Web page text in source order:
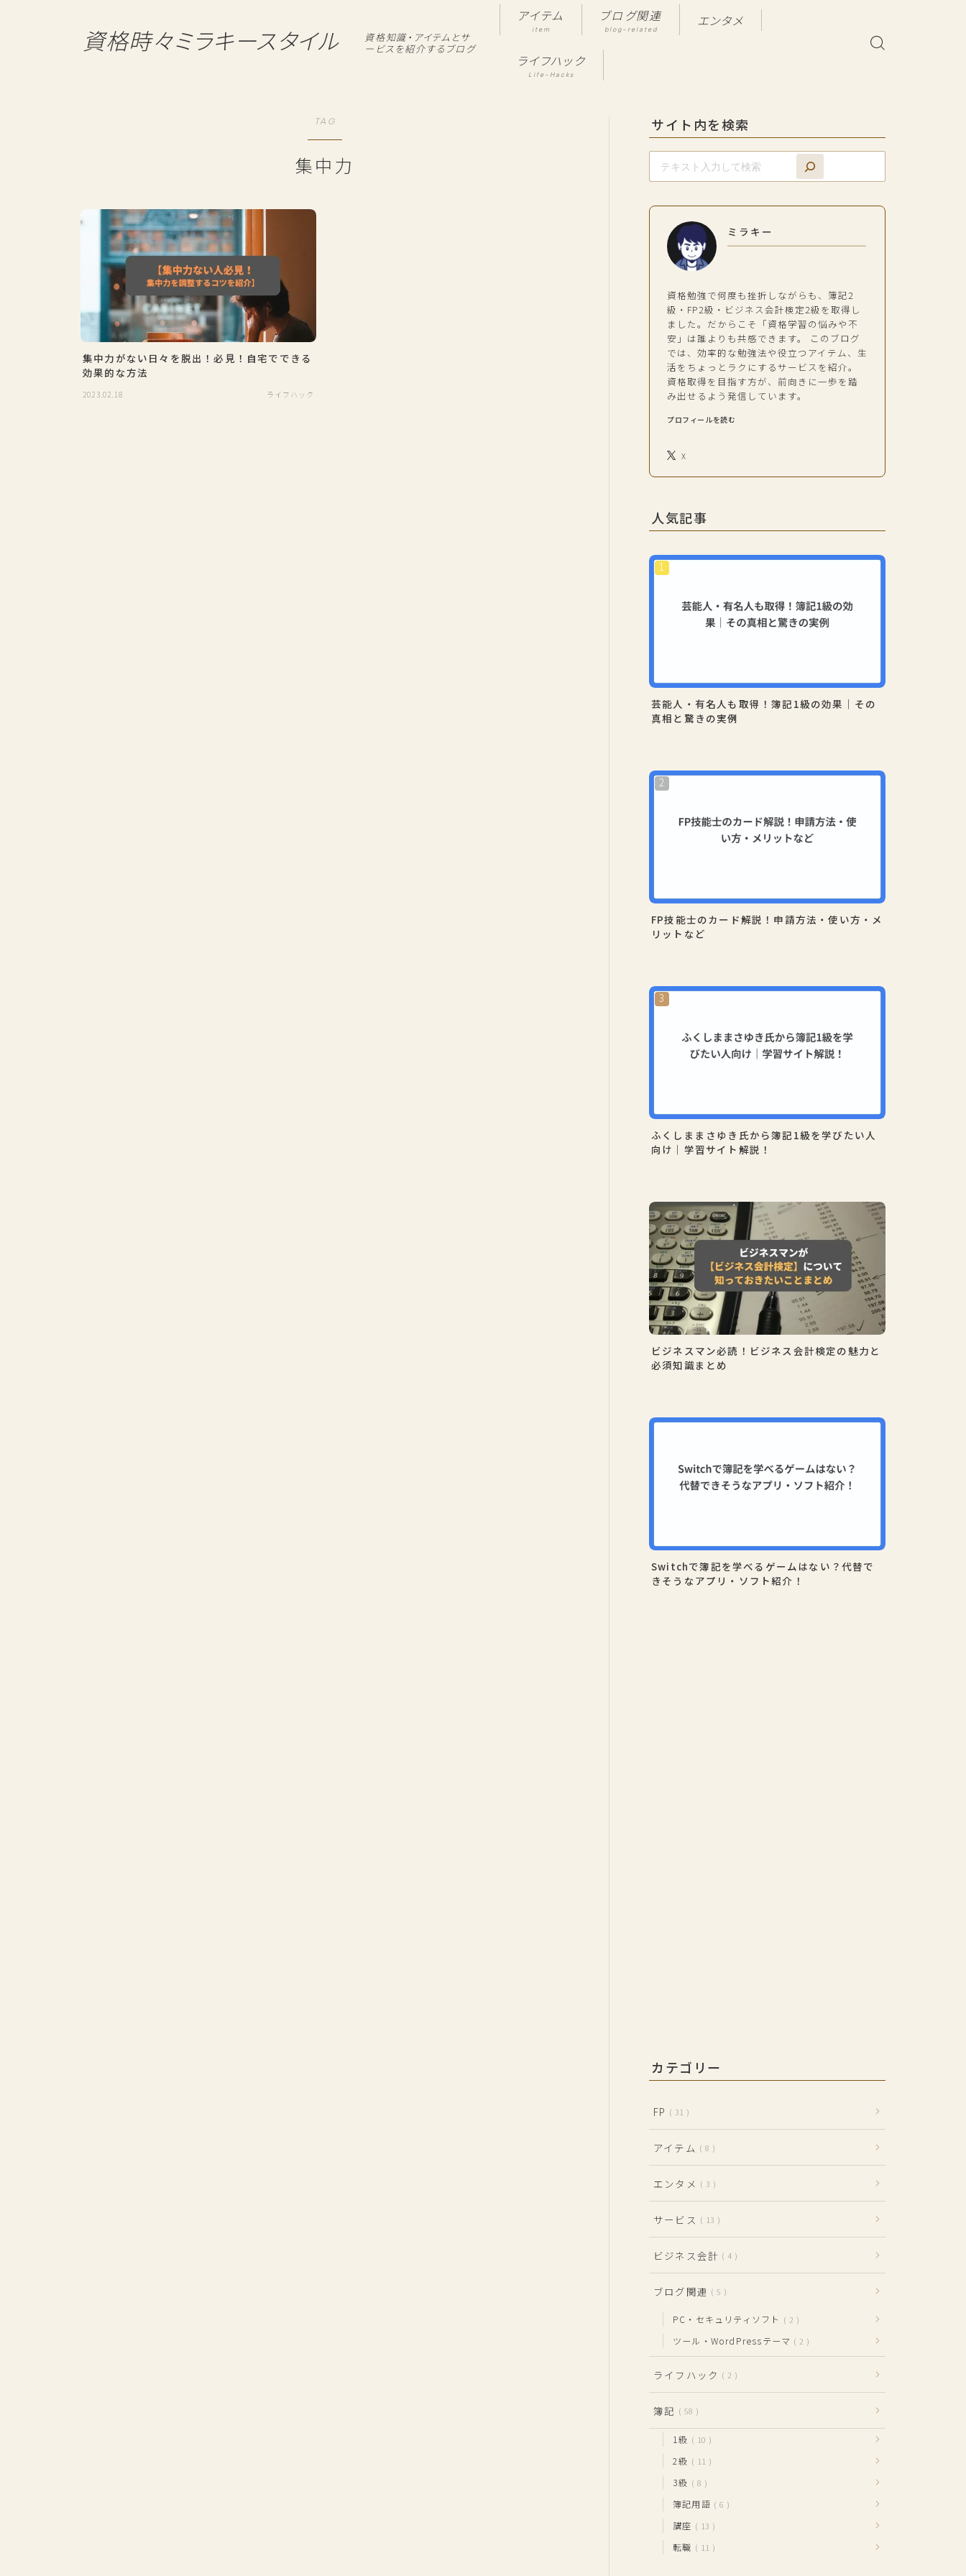
資格時々ミラキースタイル
資格知識・アイテムとサ
ービスを紹介するブログ
アイテム
item
ブログ関連
blog-related
エンタメ
ライフハック
Life-Hacks
TAG
集中力
集中力がない日々を脱出！必見！自宅でできる
効果的な方法
2023.02.18 ライフハック
サイト内を検索
ミラキー
資格勉強で何度も挫折しながらも、簿記2
級・FP2級・ビジネス会計検定2級を取得し
ました。だからこそ「資格学習の悩みや不
安」は誰よりも共感できます。 このブログ
では、効率的な勉強法や役立つアイテム、生
活をちょっとラクにするサービスを紹介。
資格取得を目指す方が、前向きに一歩を踏
み出せるよう発信しています。
プロフィールを読む
X
人気記事
芸能人・有名人も取得！簿記1級の効果｜その
真相と驚きの実例
FP技能士のカード解説！申請方法・使い方・メ
リットなど
ふくしままさゆき氏から簿記1級を学びたい人
向け｜学習サイト解説！
ビジネスマン必読！ビジネス会計検定の魅力と
必須知識まとめ
Switchで簿記を学べるゲームはない？代替で
きそうなアプリ・ソフト紹介！
カテゴリー
FP 31
アイテム 8
エンタメ 3
サービス 13
ビジネス会計 4
ブログ関連 5
PC・セキュリティソフト 2
ツール・WordPressテーマ 2
ライフハック 2
簿記 58
1級 10
2級 11
3級 8
簿記用語 6
講座 13
転職 11